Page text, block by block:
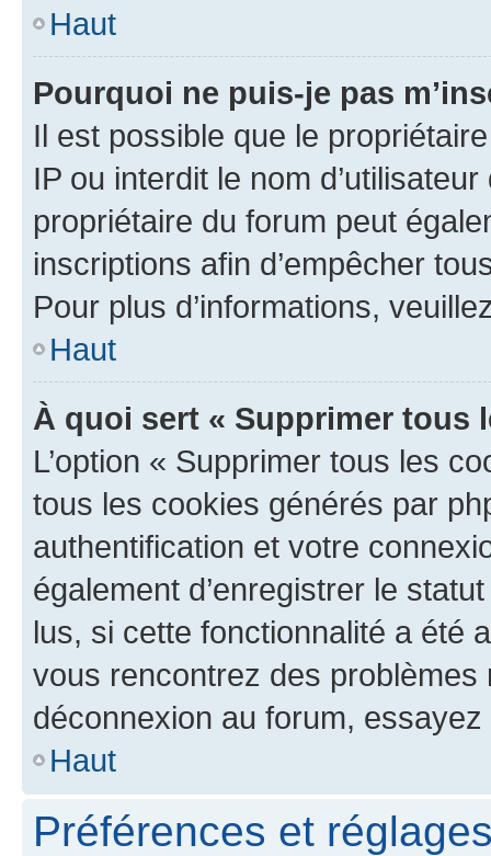
Haut
Pourquoi ne puis-je pas
Il est possible que le
IP ou interdit le nom
propriétaire du forum peut
inscriptions afin d’empêcher
Pour plus d’informations,
Haut
À quoi sert « Supprimer tous
L’option « Supprimer tous les
tous les cookies générés par
authentification et votre
également d’enregistrer le
lus, si cette fonctionnalité a été
vous rencontrez des
déconnexion au forum,
Haut
Préférences et